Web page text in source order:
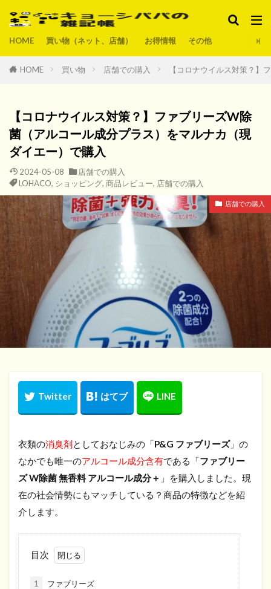
HOME 買い物（ネット、店舗） お得情報 その他
HOME 買い物 店舗での購入 【コロナウイルス対策？】
【コロナウイルス対策？】ファブリーズW除
菌（アルコール成分プラス）をマルナカ（現
ダイエー）で購入
2024-05-08
店舗での購入
LOHACO, ショッピング, 商品レビュー, 店舗での購入
店舗での購入
衣類の消臭剤 としておなじみの「P&G ファブリーズ」の
なかでも唯一のアルコール成分含有である「ファブリー
ズ W除菌 無香料 アルコール成分＋ 」を購入しました。現
在の社会情勢にもマッチしている？商品の特徴などを紹
介します。
目次
1 ファブリーズ